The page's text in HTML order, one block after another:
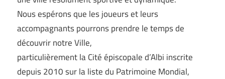
Nous espérons que les joueurs et leurs
accompagnants pourrons prendre le temps de
découvrir notre Ville,
particulièrement la Cité épiscopale d’Albi inscrite
depuis 2010 sur la liste du Patrimoine Mondial,